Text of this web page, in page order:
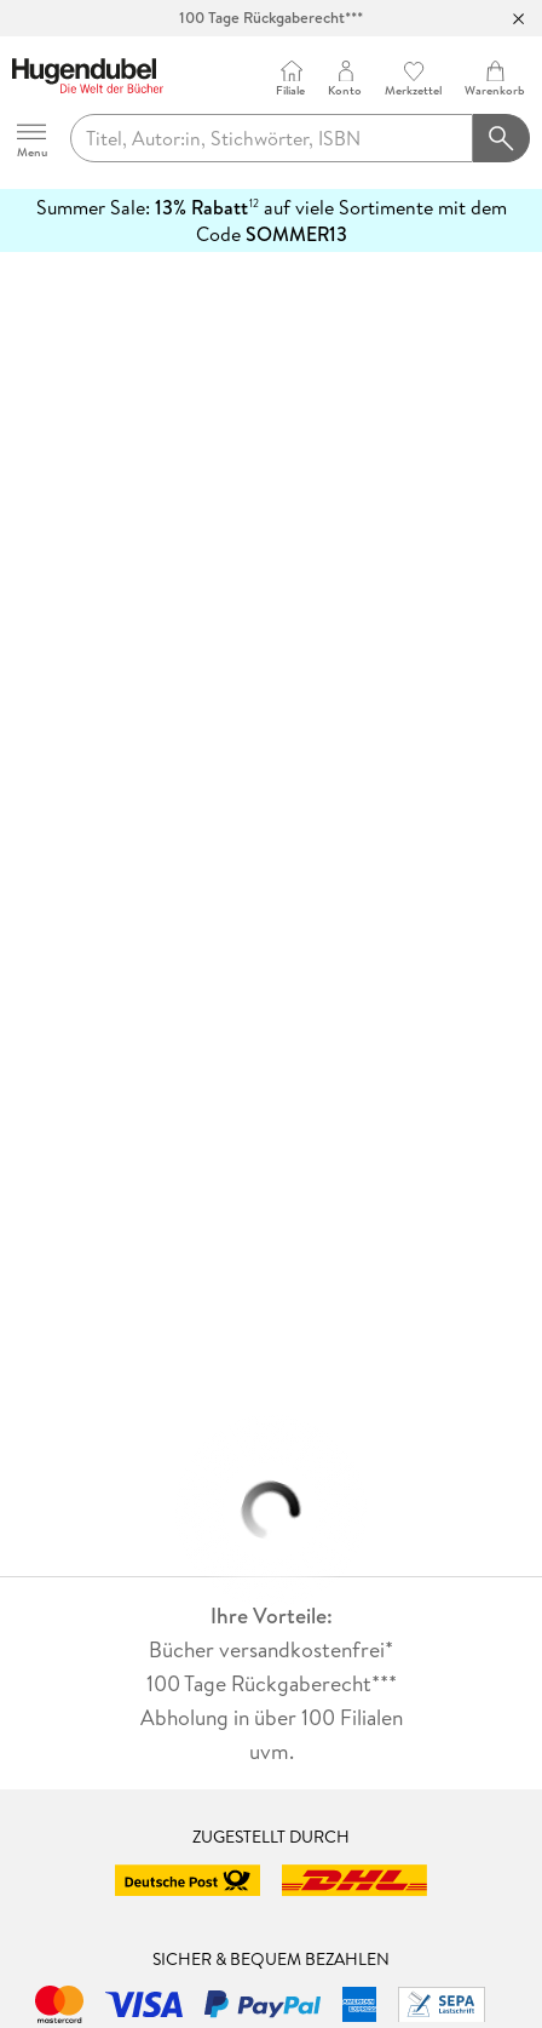
100 Tage Rückgaberecht***
Hugendubel
Menu
Filiale Konto Merkzettel Warenkorb
Summer Sale: 13% Rabatt12auf viele Sortimente mit dem
CodeSOMMER13
erfahren
Ihre Vorteile:
Bücher versandkostenfrei*
100 Tage Rückgaberecht***
Abholung in über 100 Filialen
uvm.
ZUGESTELLT DURCH
SICHER & BEQUEM BEZAHLEN